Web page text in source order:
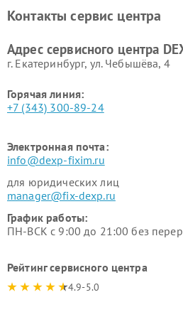
Ремонт серверов DEXP
Контакты сервис центра
Адрес сервисного центра
г. Екатеринбург, ул. Чебышёва, 4
Горячая линия:
+7 (343) 300-89-24
Электронная почта:
info@dexp-fixim.ru
для юридических лиц
manager@fix-dexp.ru
График работы:
ПН-ВСК с 9:00 до 21:00 без
Рейтинг сервисного центра
4.9-5.0